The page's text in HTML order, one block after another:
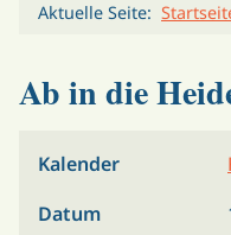
Aktuelle Seite:
Ab in die
Kalender
Datum